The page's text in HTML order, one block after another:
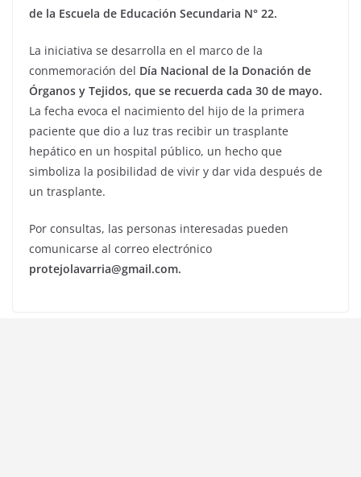
de la Escuela de Educación Secundaria N° 22.
La iniciativa se desarrolla en el marco de la
conmemoración del Día Nacional de la Donación de
Órganos y Tejidos, que se recuerda cada 30 de mayo.
La fecha evoca el nacimiento del hijo de la primera
paciente que dio a luz tras recibir un trasplante
hepático en un hospital público, un hecho que
simboliza la posibilidad de vivir y dar vida después de
un trasplante.
Por consultas, las personas interesadas pueden
comunicarse al correo electrónico
protejolavarria@gmail.com.